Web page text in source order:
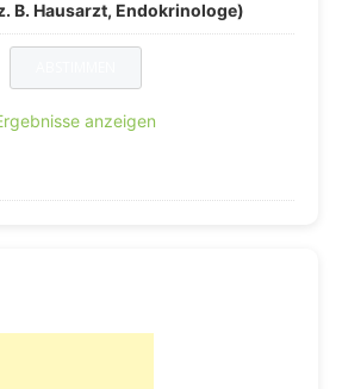
B. Hausarzt, Endokrinologe)
anzeigen